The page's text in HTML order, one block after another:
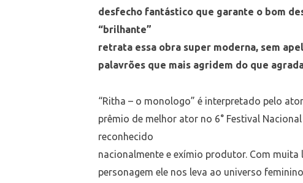
desfecho fantástico que garante o bom
“brilhante”
retrata essa obra super moderna, sem
palavrões que mais agridem do que
“Ritha – o monologo” é interpretado pelo
prêmio de melhor ator no 6° Festival
reconhecido
nacionalmente e exímio produtor. Com
personagem ele nos leva ao universo